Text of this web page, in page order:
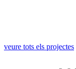
veure tots els projectes